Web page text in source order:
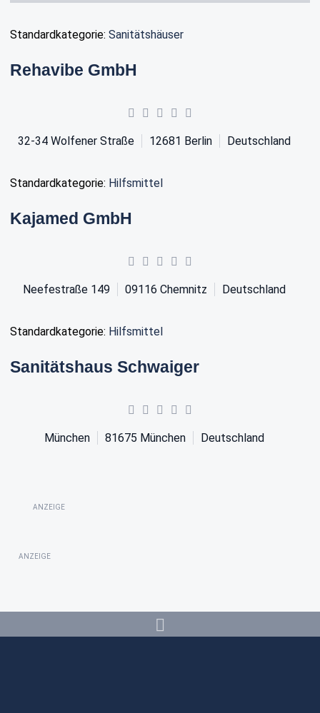
Standardkategorie: Sanitätshäuser
Rehavibe GmbH
32-34 Wolfener Straße 12681 Berlin Deutschland
Standardkategorie: Hilfsmittel
Kajamed GmbH
Neefestraße 149 09116 Chemnitz Deutschland
Standardkategorie: Hilfsmittel
Sanitätshaus Schwaiger
München 81675 München Deutschland
ANZEIGE
ANZEIGE